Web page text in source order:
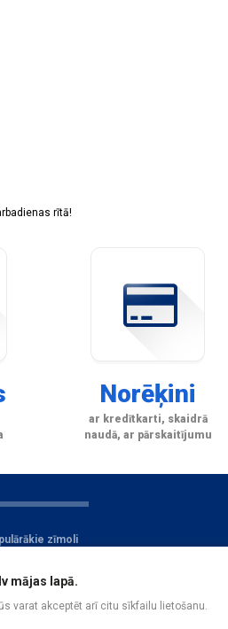
rītā!
Norēķini
ar kredītkarti, skaidrā
naudā, ar pārskaitījumu
zīmoli
mājas lapā.
varat akceptēt arī citu sīkfailu lietošanu.